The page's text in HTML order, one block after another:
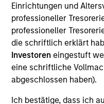
Einrichtungen und
professioneller
professioneller
die schriftlich erklärt
Investoren eingestuft
eine schriftliche
abgeschlossen haben).
Ich bestätige, dass ich
Transaction Type
Follow-On
Realization Date
Jan 2010
PeopleClick provides